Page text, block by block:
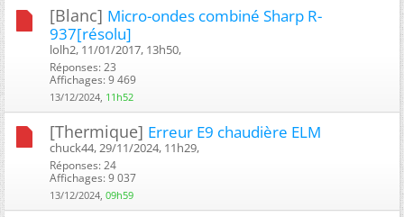
[Blanc] Micro-ondes combiné Sharp R-
937[résolu]
lolh2, 11/01/2017, 13h50, ‎
Réponses: 23
Affichages: 9 469
13/12/2024, 11h52
[Thermique] Erreur E9 chaudière ELM
chuck44, 29/11/2024, 11h29, ‎
Réponses: 24
Affichages: 9 037
13/12/2024, 09h59